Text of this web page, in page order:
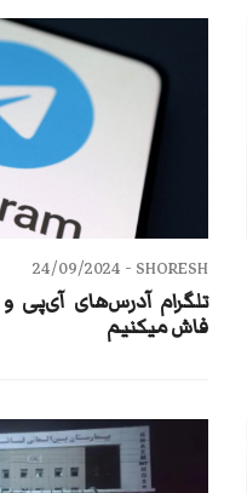
SHORESH -
24/09/2024
تلگرام آدرس‌های آی‌پی و
فاش میکنیم